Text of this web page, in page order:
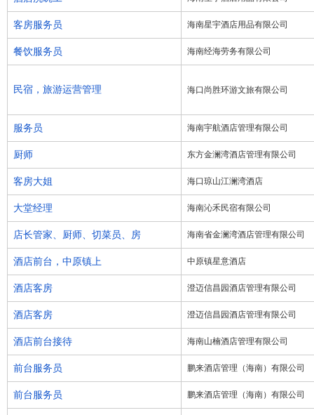
客房服务员 海南星宇酒店用品有限公司
餐饮服务员 海南经海劳务有限公司
民宿，旅游运营管理 海口尚胜环游文旅有限公司
服务员 海南宇航酒店管理有限公司
厨师 东方金澜湾酒店管理有限公司
客房大姐 海口琼山江澜湾酒店
大堂经理 海南沁禾民宿有限公司
店长管家、厨师、切菜员、房 海南省金澜湾酒店管理有限公司
酒店前台，中原镇上 中原镇星意酒店
酒店客房 澄迈信昌园酒店管理有限公司
酒店客房 澄迈信昌园酒店管理有限公司
酒店前台接待 海南山楠酒店管理有限公司
前台服务员 鹏来酒店管理（海南）有限公司
前台服务员 鹏来酒店管理（海南）有限公司